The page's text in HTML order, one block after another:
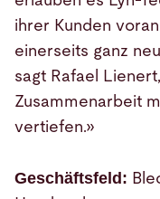
ihrer Kunden
einerseits ganz
sagt Rafael
Zusammenarbeit
vertiefen.»
Geschäftsfeld: